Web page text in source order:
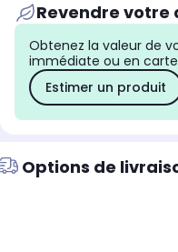
Remise immédiate
PC + Souris Ambi One
20€de remise panier
Remise immédiate
PC+Souris MX Master 4
Revendre
Obtenez la valeur de
immédiate ou en
Estimer un produit
Options de